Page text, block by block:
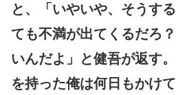
と、「いやいや、そうす
ても不満が出てくるだろ
いんだよ」と健吾が返す
を持った俺は何日もかけ